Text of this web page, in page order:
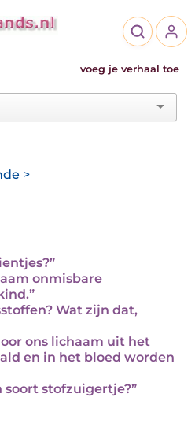
voeg je verhaal toe
>
onmisbare
Wat zijn dat,
ons lichaam uit het
en in het bloed worden
soort stofzuigertje?”